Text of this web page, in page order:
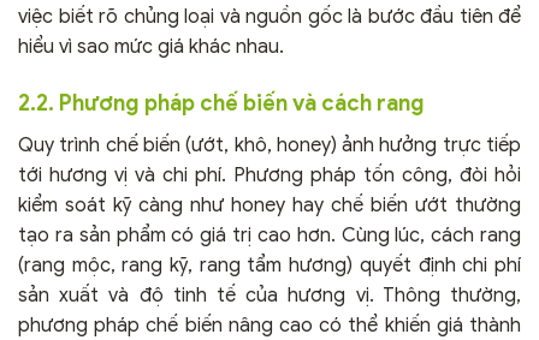
việc biết rõ chủng loại và nguồn gốc là bước đầu tiên để
hiểu vì sao mức giá khác nhau.
2.2. Phương pháp chế biến và cách rang
Quy trình chế biến (ướt, khô, honey) ảnh hưởng trực tiếp
tới hương vị và chi phí. Phương pháp tốn công, đòi hỏi
kiểm soát kỹ càng như honey hay chế biến ướt thường
tạo ra sản phẩm có giá trị cao hơn. Cùng lúc, cách rang
(rang mộc, rang kỹ, rang tẩm hương) quyết định chi phí
sản xuất và độ tinh tế của hương vị. Thông thường,
phương pháp chế biến nâng cao có thể khiến giá thành